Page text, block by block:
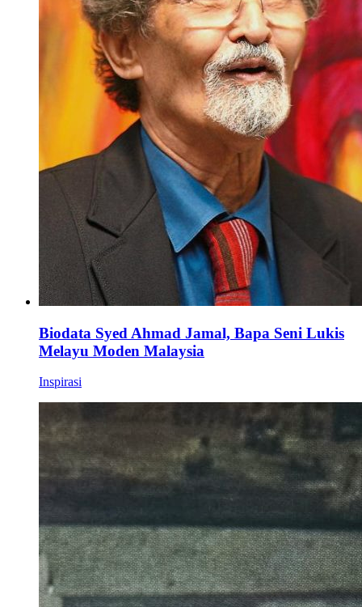
Biodata Syed Ahmad Jamal, Bapa Seni Lukis
Melayu Moden Malaysia
Inspirasi